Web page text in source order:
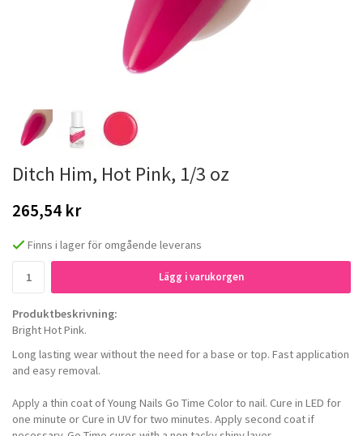
Ditch Him, Hot Pink, 1/3 oz
265,54 kr
Finns i lager för omgående leverans
Lägg i varukorgen
Produktbeskrivning:
Bright Hot Pink.
Long lasting wear without the need for a base or top. Fast application
and easy removal.
Apply a thin coat of Young Nails Go Time Color to nail. Cure in LED for
one minute or Cure in UV for two minutes. Apply second coat if